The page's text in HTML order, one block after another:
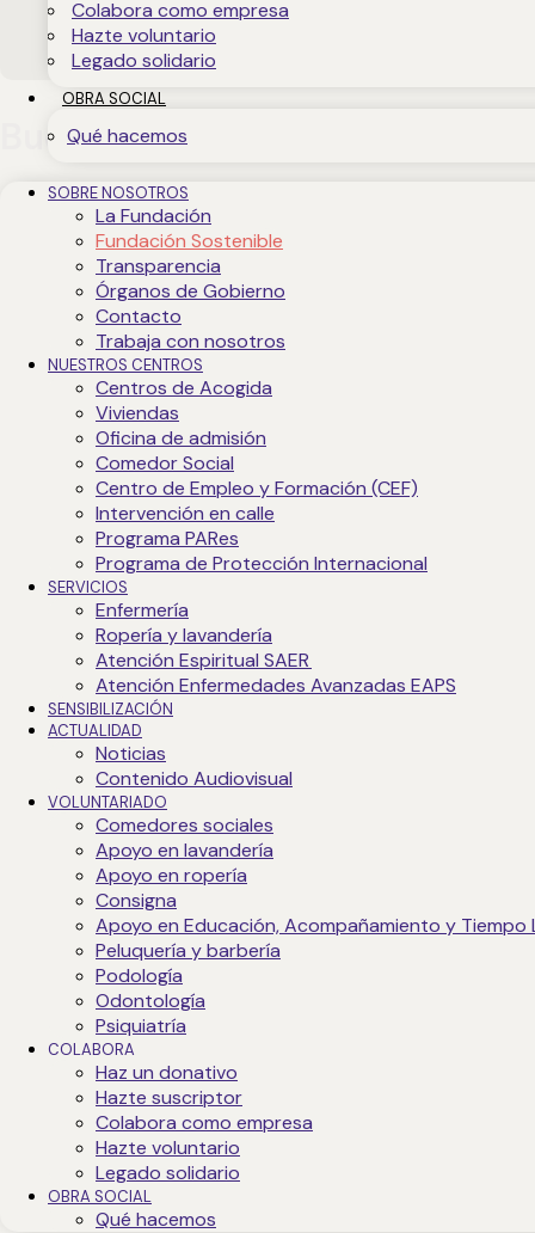
Colabora como empresa
Hazte voluntario
Legado solidario
OBRA SOCIAL
Qué hacemos
SOBRE NOSOTROS
La Fundación
Fundación Sostenible
Transparencia
Órganos de Gobierno
Contacto
Trabaja con nosotros
NUESTROS CENTROS
Centros de Acogida
Viviendas
Oficina de admisión
Comedor Social
Centro de Empleo y Formación (CEF)
Intervención en calle
Programa PARes
Programa de Protección Internacional
SERVICIOS
Enfermería
Ropería y lavandería
Atención Espiritual SAER
Atención Enfermedades Avanzadas EAPS
SENSIBILIZACIÓN
ACTUALIDAD
Noticias
Contenido Audiovisual
VOLUNTARIADO
Comedores sociales
Apoyo en lavandería
Apoyo en ropería
Consigna
Apoyo en Educación, Acompañamiento y Tiempo
Peluquería y barbería
Podología
Odontología
Psiquiatría
COLABORA
Haz un donativo
Hazte suscriptor
Colabora como empresa
Hazte voluntario
Legado solidario
OBRA SOCIAL
Qué hacemos
Buenas prácticas ambientales
La Fundación Jesús Abandonado requiere el cumplimiento
destaca:
Uso responsable del agua
Reducción de envases y materiales innecesarios
Separación correcta y gestión de residuos
Uso de consumibles reciclables
Prevención de vertidos y emisiones contaminantes
Aplicación del principio de las 3R: Reducir, Reciclar,
Además, los proveedores son valorados anualmente
Ver guía de buenas prácticas
Gestión Ambiental certificada:
El sistema de gestión ambiental se aplica a:
Diseño y desarrollo de proyectos de inserción social.
Servicios de información, orientación y
Centros de acogida de corta, media y larga estancia
Diseño, elaboración y servicio de comidas en